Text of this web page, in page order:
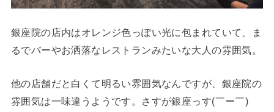
銀座院の店内はオレンジ色っぽい光に包まれていて、ま
るでバーやお洒落なレストランみたいな大人の雰囲気。
他の店舗だと白くて明るい雰囲気なんですが、銀座院の
雰囲気は一味違うようです。さすが銀座っす(￣ー￣)